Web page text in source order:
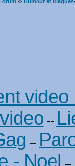
-> Humour et Blagues
video
--
--
- Noel --